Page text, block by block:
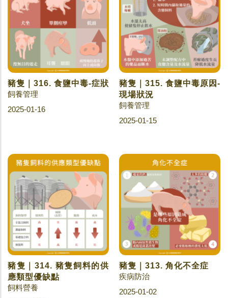
豬隻｜316. 食鹽中毒-症狀
飼養管理
2025-01-16
豬隻｜315. 食鹽中毒原因-
現場狀況
飼養管理
2025-01-15
豬隻｜314. 豬隻飼料的供
應類型優缺點
飼料營養
豬隻｜313. 角化不全症
疾病防治
2025-01-02